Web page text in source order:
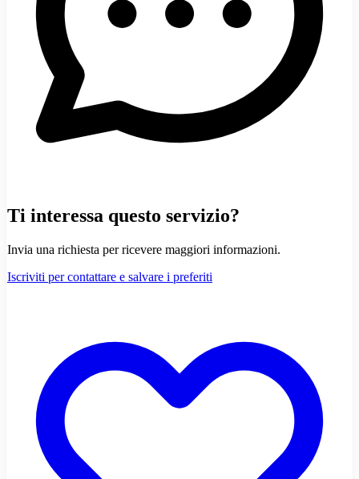
Ti interessa questo servizio?
Invia una richiesta per ricevere maggiori informazioni.
Iscriviti per contattare e salvare i preferiti